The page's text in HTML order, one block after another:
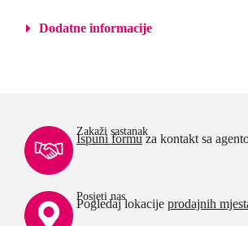
Dodatne informacije
Zakaži sastanak
Ispuni formuza kontakt sa
Posjeti nas
Pogledaj lokacije prodajnih